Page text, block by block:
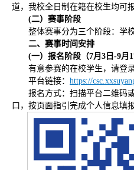
道，我校全日制在籍在校生均可
(二）赛事阶段
整体赛事分为三个阶段：学
二、赛事时间安排
(一）报名阶段（7月3日 -9月
有意参赛的在校学生，请登
平台链接： https://
报名方式：扫描平台二维码
口，按页面指引完成个人信息填报